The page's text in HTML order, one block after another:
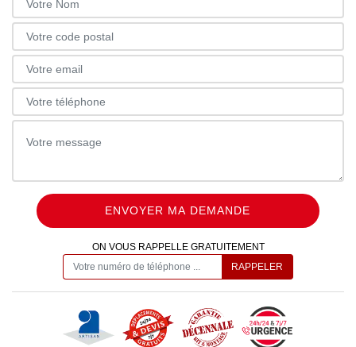
ON VOUS RAPPELLE GRATUITEMENT